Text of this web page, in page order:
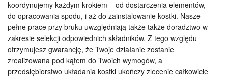
koordynujemy każdym krokiem – od dostarczenia elementów,
do opracowania spodu, i aż do zainstalowanie kostki. Nasze
pełne prace przy bruku uwzględniają także także doradztwo w
zakresie selekcji odpowiednich składników. Z tego względu
otrzymujesz gwarancję, że Twoje działanie zostanie
zrealizowana pod kątem do Twoich wymogów, a
przedsiębiorstwo układania kostki ukończy zlecenie całkowicie